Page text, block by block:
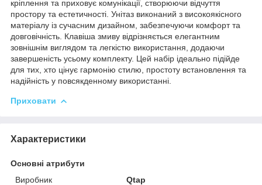
кріплення та приховує комунікації, створюючи відчуття
простору та естетичності. Унітаз виконаний з високоякісного
матеріалу із сучасним дизайном, забезпечуючи комфорт та
довговічність. Клавіша змиву відрізняється елегантним
зовнішнім виглядом та легкістю використання, додаючи
завершеність усьому комплекту. Цей набір ідеально підійде
для тих, хто цінує гармонію стилю, простоту встановлення та
надійність у повсякденному використанні.
Приховати
Характеристики
Основні атрибути
Виробник
Qtap